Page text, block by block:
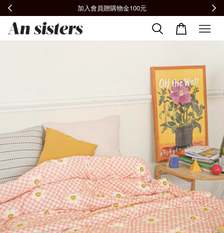
全館滿2000免運📦